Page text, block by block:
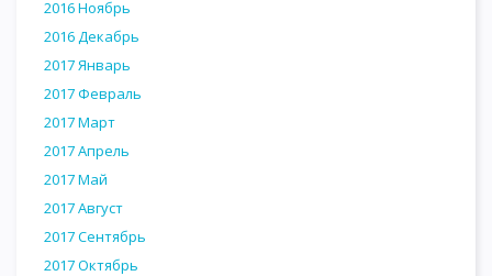
2016 Ноябрь
2016 Декабрь
2017 Январь
2017 Февраль
2017 Март
2017 Апрель
2017 Май
2017 Август
2017 Сентябрь
2017 Октябрь